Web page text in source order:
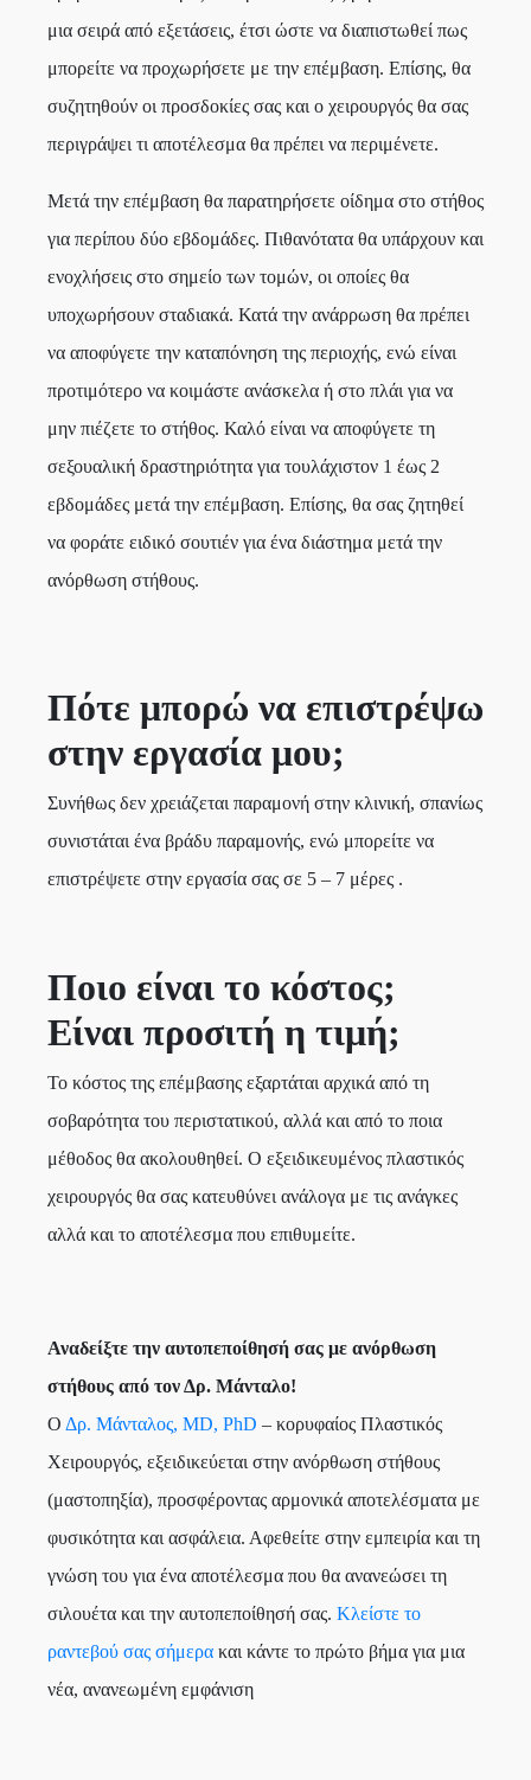
μια σειρά από εξετάσεις, έτσι ώστε να διαπιστωθεί πως
μπορείτε να προχωρήσετε με την επέμβαση. Επίσης, θα
συζητηθούν οι προσδοκίες σας και ο χειρουργός θα σας
περιγράψει τι αποτέλεσμα θα πρέπει να περιμένετε.
Μετά την επέμβαση θα παρατηρήσετε οίδημα στο στήθος
για περίπου δύο εβδομάδες. Πιθανότατα θα υπάρχουν και
ενοχλήσεις στο σημείο των τομών, οι οποίες θα
υποχωρήσουν σταδιακά. Κατά την ανάρρωση θα πρέπει
να αποφύγετε την καταπόνηση της περιοχής, ενώ είναι
προτιμότερο να κοιμάστε ανάσκελα ή στο πλάι για να
μην πιέζετε το στήθος. Καλό είναι να αποφύγετε τη
σεξουαλική δραστηριότητα για τουλάχιστον 1 έως 2
εβδομάδες μετά την επέμβαση. Επίσης, θα σας ζητηθεί
να φοράτε ειδικό σουτιέν για ένα διάστημα μετά την
ανόρθωση στήθους.
Πότε μπορώ να επιστρέψω
στην εργασία μου;
Συνήθως δεν χρειάζεται παραμονή στην κλινική, σπανίως
συνιστάται ένα βράδυ παραμονής, ενώ μπορείτε να
επιστρέψετε στην εργασία σας σε 5 – 7 μέρες .
Ποιο είναι το κόστος;
Είναι προσιτή η τιμή;
Το κόστος της επέμβασης εξαρτάται αρχικά από τη
σοβαρότητα του περιστατικού, αλλά και από το ποια
μέθοδος θα ακολουθηθεί. Ο εξειδικευμένος πλαστικός
χειρουργός θα σας κατευθύνει ανάλογα με τις ανάγκες
αλλά και το αποτέλεσμα που επιθυμείτε.
Αναδείξτε την αυτοπεποίθησή σας με ανόρθωση
στήθους από τον Δρ. Μάνταλο!
Ο Δρ. Μάνταλος, MD, PhD – κορυφαίος Πλαστικός
Χειρουργός, εξειδικεύεται στην ανόρθωση στήθους
(μαστοπηξία), προσφέροντας αρμονικά αποτελέσματα με
φυσικότητα και ασφάλεια. Αφεθείτε στην εμπειρία και τη
γνώση του για ένα αποτέλεσμα που θα ανανεώσει τη
σιλουέτα και την αυτοπεποίθησή σας. Κλείστε το
ραντεβού σας σήμερα και κάντε το πρώτο βήμα για μια
νέα, ανανεωμένη εμφάνιση